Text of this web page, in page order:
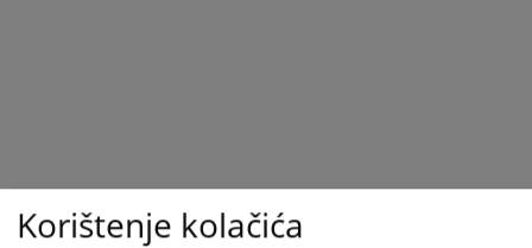
Korištenje kolačića